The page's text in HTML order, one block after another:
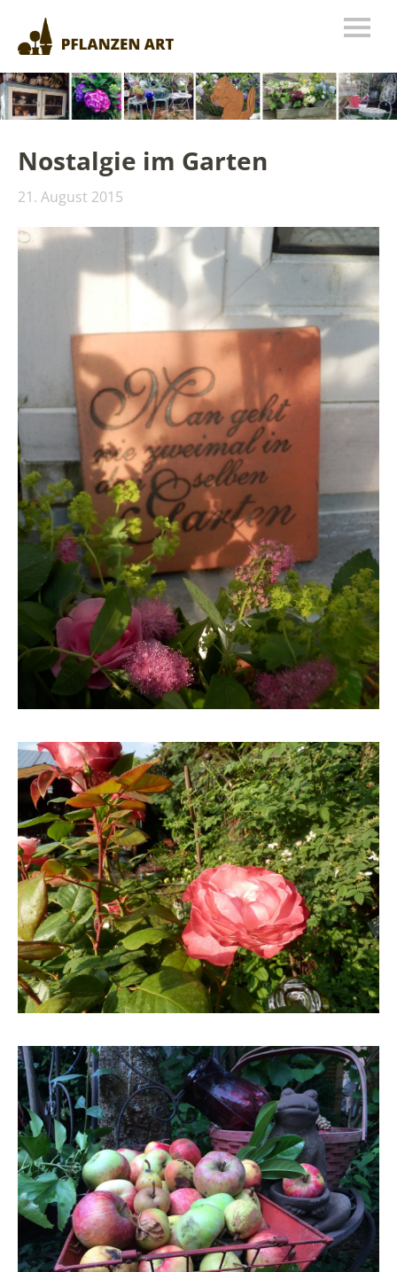
Nostalgie im Garten
21. August 2015